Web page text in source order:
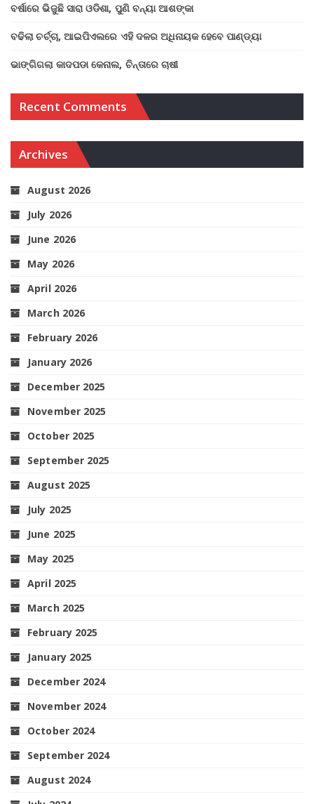
ବର୍ଷାରେ ଭିଜୁଛି ସାରା ଓଡିଶା, ପୁଣି ବନ୍ୟା ଆଶଙ୍କା
ବଢିଲା ଚର୍ଚ୍ଚା, ଆଇପିଏଲରେ ଏହି ଦଳର ଅଧିନାୟକ ହେବେ ପାଣ୍ଡ୍ୟା
ଭାଙ୍ଗିଗଲା କାଦପଡା କେନାଲ, ଚିନ୍ତାରେ ଚାଷୀ
Recent Comments
Archives
August 2026
July 2026
June 2026
May 2026
April 2026
March 2026
February 2026
January 2026
December 2025
November 2025
October 2025
September 2025
August 2025
July 2025
June 2025
May 2025
April 2025
March 2025
February 2025
January 2025
December 2024
November 2024
October 2024
September 2024
August 2024